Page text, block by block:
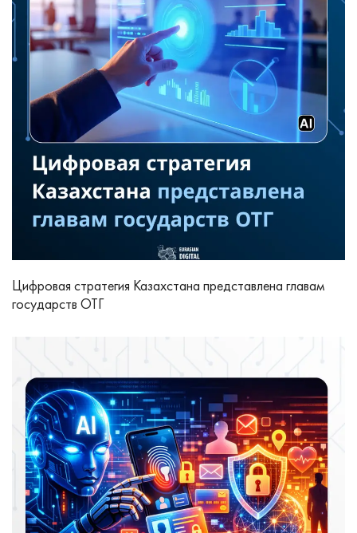
Цифровая стратегия Казахстана представлена главам
государств ОТГ